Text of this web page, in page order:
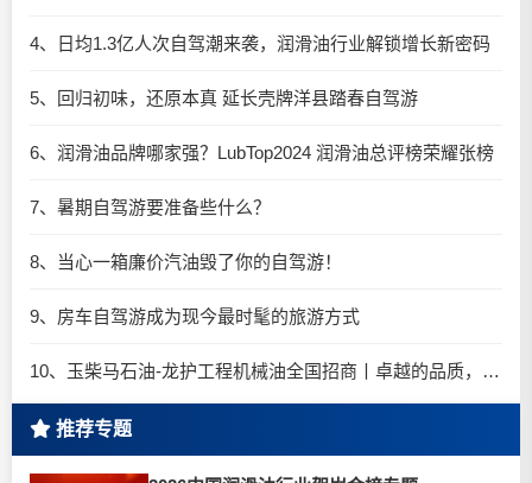
4、日均1.3亿人次自驾潮来袭，润滑油行业解锁增长新密码​
5、回归初味，还原本真 延长壳牌洋县踏春自驾游
6、润滑油品牌哪家强？LubTop2024 润滑油总评榜荣耀张榜
7、暑期自驾游要准备些什么？
8、当心一箱廉价汽油毁了你的自驾游！
9、房车自驾游成为现今最时髦的旅游方式
10、玉柴马石油-龙护工程机械油全国招商丨卓越的品质，专业的品牌！
推荐专题